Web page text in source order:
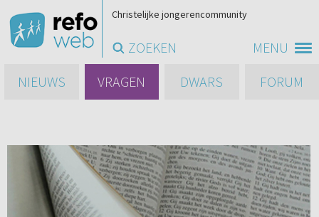
MENU
Christelijke jongerencommunity
ZOEKEN
NIEUWS
VRAGEN DWARS FORUM